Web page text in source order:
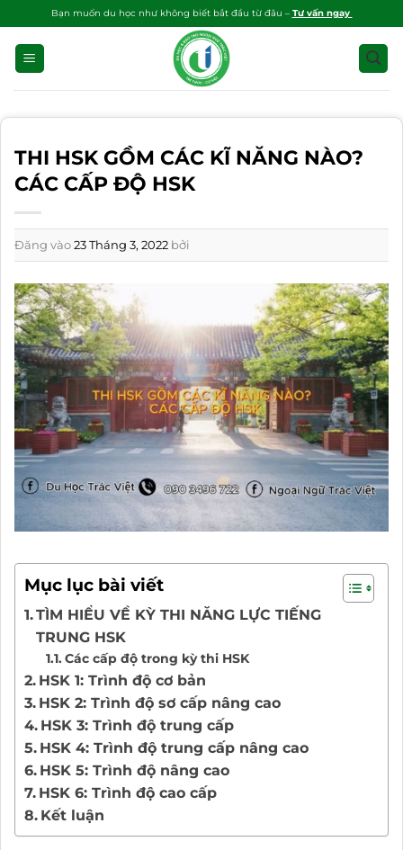
qua
dung
Bạn muốn du học như không biết bắt đầu từ đâu – Tư vấn ngay
THI HSK GỒM CÁC KĨ NĂNG NÀO?
CÁC CẤP ĐỘ HSK
Đăng vào23 Tháng 3, 2022 bởi
Mục lục bài viết
TÌM HIỂU VỀ KỲ THI NĂNG LỰC TIẾNG
TRUNG HSK
Các cấp độ trong kỳ thi HSK
HSK 1: Trình độ cơ bản
HSK 2: Trình độ sơ cấp nâng cao
HSK 3: Trình độ trung cấp
HSK 4: Trình độ trung cấp nâng cao
HSK 5: Trình độ nâng cao
HSK 6: Trình độ cao cấp
Kết luận